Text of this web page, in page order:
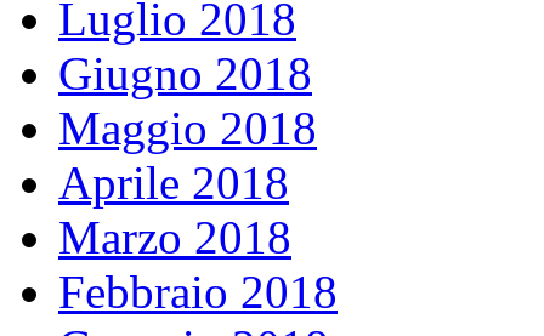
Luglio 2018
Giugno 2018
Maggio 2018
Aprile 2018
Marzo 2018
Febbraio 2018